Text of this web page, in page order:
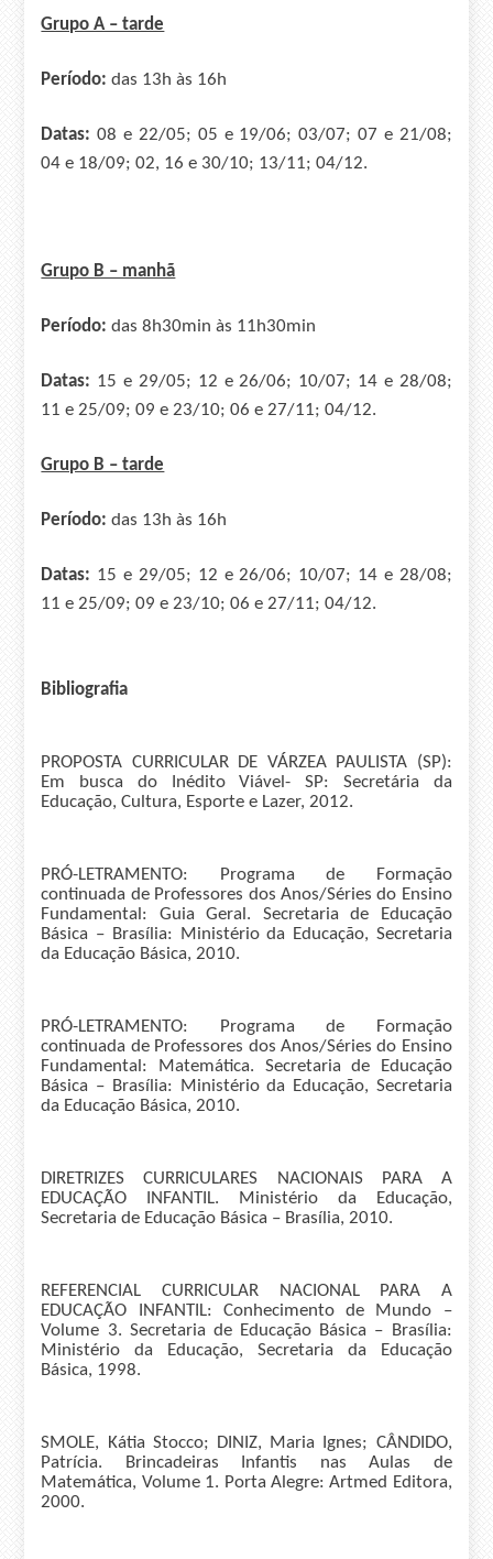
Grupo A – tarde
Período:das 13h às 16h
Datas:08 e 22/05; 05 e 19/06; 03/07; 07 e 21/08;
04 e 18/09; 02, 16 e 30/10; 13/11; 04/12.
Grupo B – manhã
Período:das 8h30min às 11h30min
Datas: 15 e 29/05; 12 e 26/06; 10/07; 14 e 28/08;
11 e 25/09; 09 e 23/10; 06 e 27/11; 04/12.
Grupo B – tarde
Período:das 13h às 16h
Datas: 15 e 29/05; 12 e 26/06; 10/07; 14 e 28/08;
11 e 25/09; 09 e 23/10; 06 e 27/11; 04/12.
Bibliografia
PROPOSTA CURRICULAR DE VÁRZEA PAULISTA (SP):
Em busca do Inédito Viável- SP: Secretária da
Educação, Cultura, Esporte e Lazer, 2012.
PRÓ-LETRAMENTO: Programa de Formação
continuada de Professores dos Anos/Séries do Ensino
Fundamental: Guia Geral. Secretaria de Educação
Básica – Brasília: Ministério da Educação, Secretaria
da Educação Básica, 2010.
PRÓ-LETRAMENTO: Programa de Formação
continuada de Professores dos Anos/Séries do Ensino
Fundamental: Matemática. Secretaria de Educação
Básica – Brasília: Ministério da Educação, Secretaria
da Educação Básica, 2010.
DIRETRIZES CURRICULARES NACIONAIS PARA A
EDUCAÇÃO INFANTIL. Ministério da Educação,
Secretaria de Educação Básica – Brasília, 2010.
REFERENCIAL CURRICULAR NACIONAL PARA A
EDUCAÇÃO INFANTIL: Conhecimento de Mundo –
Volume 3. Secretaria de Educação Básica – Brasília:
Ministério da Educação, Secretaria da Educação
Básica, 1998.
SMOLE, Kátia Stocco; DINIZ, Maria Ignes; CÂNDIDO,
Patrícia. Brincadeiras Infantis nas Aulas de
Matemática, Volume 1. Porta Alegre: Artmed Editora,
2000.